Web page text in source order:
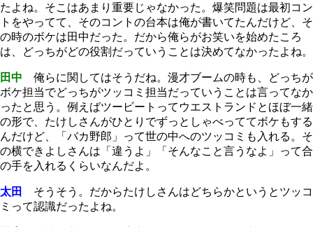
たよね。そこはあまり重要じゃなかった。爆笑問題は最初コン
トをやってて、そのコントの台本は俺が書いてたんだけど、そ
の時のボケは田中だった。だから俺らがお笑いを始めたころ
は、どっちがどの役割だっていうことは決めてなかったよね。
田中 俺らに関してはそうだね。漫才ブームの時も、どっちが
ボケ担当でどっちがツッコミ担当だっていうことは言ってなか
ったと思う。例えばツービートってウエストランドとほぼ一緒
の形で、たけしさんがひとりでずっとしゃべっててボケもする
んだけど、「バカ野郎」って世の中へのツッコミも入れる。そ
の横できよしさんは「違うよ」「そんなこと言うなよ」って合
の手を入れるくらいなんだよ。
太田
そうそう。だからたけしさんはどちらかというとツッコ
ミって認識だったよね。